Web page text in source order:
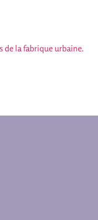
de la fabrique urbaine.